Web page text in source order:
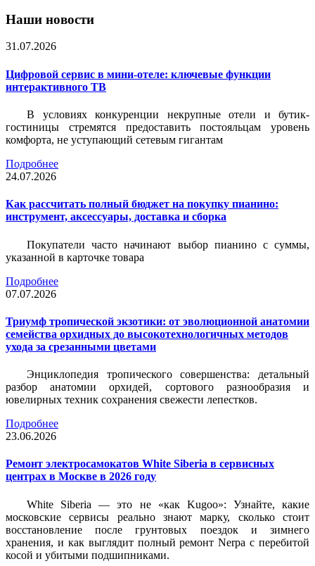
Наши новости
31.07.2026
Цифровой сервис в мини-отеле: ключевые функции
интерактивного ТВ
В условиях конкуренции некрупные отели и бутик-
гостиницы стремятся предоставить постояльцам уровень
комфорта, не уступающий сетевым гигантам
Подробнее
24.07.2026
Как рассчитать полный бюджет на покупку пианино:
инструмент, аксессуары, доставка и сборка
Покупатели часто начинают выбор пианино с суммы,
указанной в карточке товара
Подробнее
07.07.2026
Триумф тропической экзотики: от эволюционной анатомии
семейства орхидных до высокотехнологичных методов
ухода за срезанными цветами
Энциклопедия тропического совершенства: детальный
разбор анатомии орхидей, сортового разнообразия и
ювелирных техник сохранения свежести лепестков.
Подробнее
23.06.2026
Ремонт электросамокатов White Siberia в сервисных
центрах в Москве в 2026 году
White Siberia — это не «как Kugoo»: Узнайте, какие
московские сервисы реально знают марку, сколько стоит
восстановление после грунтовых поездок и зимнего
хранения, и как выглядит полный ремонт Nerpa с перебитой
косой и убитыми подшипниками.